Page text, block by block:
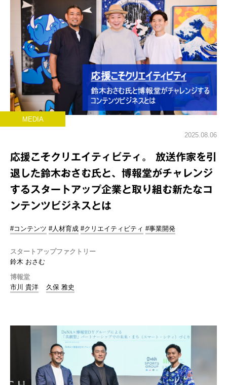
MEDIA
2025.08.06
応援こそクリエイティビティ。 放送作家を引
退した鈴木おさむ氏と、博報堂がチャレンジ
するスタートアップ企業と取り組む新たなコ
ンテンツビジネスとは
#コンテンツ #人材育成 #クリエイティビティ #事業開発
スタートアップファクトリー
鈴木 おさむ
博報堂
市川 貴洋
久保 雅史